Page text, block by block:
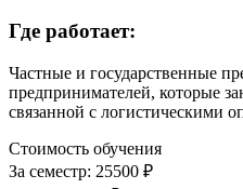
Где работает:
Частные и государственные
предпринимателей, которые
связанной с логистическими
Стоимость обучения
За семестр: 25500 ₽